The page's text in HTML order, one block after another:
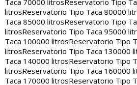
Taca 70000 litros Reservatorio Tipo
litrosReservatorio Tipo Taca 80000
Taca 85000 litrosReservatorio Tipo
litrosReservatorio Tipo Taca 95000
Taca 100000 litrosReservatorio Tipo
litrosReservatorio Tipo Taca 130000
Taca 140000 litrosReservatorio Tipo
litrosReservatorio Tipo Taca 160000
Taca 170000 litrosReservatorio Tipo